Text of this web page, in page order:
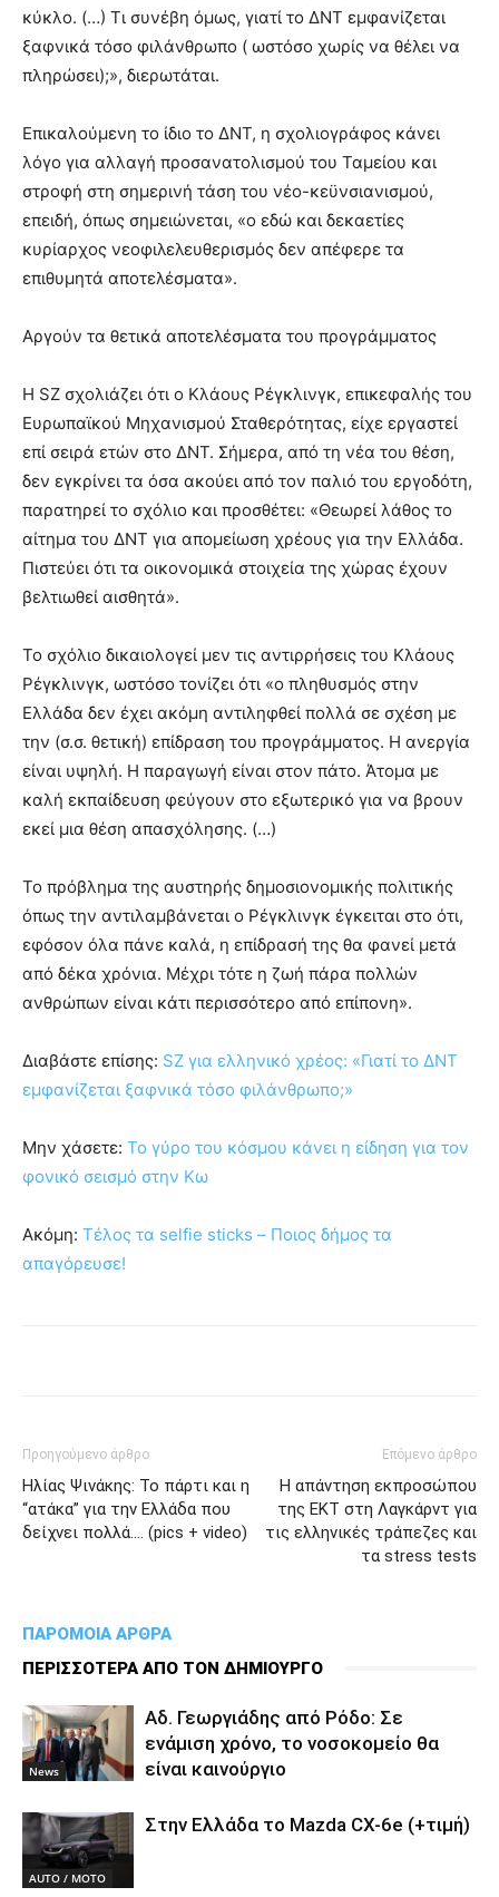
κύκλο. (…) Τι συνέβη όμως, γιατί το ΔΝΤ εμφανίζεται
ξαφνικά τόσο φιλάνθρωπο ( ωστόσο χωρίς να θέλει να
πληρώσει);», διερωτάται.
Επικαλούμενη το ίδιο το ΔΝΤ, η σχολιογράφος κάνει
λόγο για αλλαγή προσανατολισμού του Ταμείου και
στροφή στη σημερινή τάση του νέο-κεϋνσιανισμού,
επειδή, όπως σημειώνεται, «ο εδώ και δεκαετίες
κυρίαρχος νεοφιλελευθερισμός δεν απέφερε τα
επιθυμητά αποτελέσματα».
Αργούν τα θετικά αποτελέσματα του προγράμματος
Η SZ σχολιάζει ότι ο Κλάους Ρέγκλινγκ, επικεφαλής του
Ευρωπαϊκού Μηχανισμού Σταθερότητας, είχε εργαστεί
επί σειρά ετών στο ΔΝΤ. Σήμερα, από τη νέα του θέση,
δεν εγκρίνει τα όσα ακούει από τον παλιό του εργοδότη,
παρατηρεί το σχόλιο και προσθέτει: «Θεωρεί λάθος το
αίτημα του ΔΝΤ για απομείωση χρέους για την Ελλάδα.
Πιστεύει ότι τα οικονομικά στοιχεία της χώρας έχουν
βελτιωθεί αισθητά».
Το σχόλιο δικαιολογεί μεν τις αντιρρήσεις του Κλάους
Ρέγκλινγκ, ωστόσο τονίζει ότι «ο πληθυσμός στην
Ελλάδα δεν έχει ακόμη αντιληφθεί πολλά σε σχέση με
την (σ.σ. θετική) επίδραση του προγράμματος. Η ανεργία
είναι υψηλή. Η παραγωγή είναι στον πάτο. Άτομα με
καλή εκπαίδευση φεύγουν στο εξωτερικό για να βρουν
εκεί μια θέση απασχόλησης. (…)
Το πρόβλημα της αυστηρής δημοσιονομικής πολιτικής
όπως την αντιλαμβάνεται ο Ρέγκλινγκ έγκειται στο ότι,
εφόσον όλα πάνε καλά, η επίδρασή της θα φανεί μετά
από δέκα χρόνια. Μέχρι τότε η ζωή πάρα πολλών
ανθρώπων είναι κάτι περισσότερο από επίπονη».
Διαβάστε επίσης: SZ για ελληνικό χρέος: «Γιατί το ΔΝΤ
εμφανίζεται ξαφνικά τόσο φιλάνθρωπο;»
Μην χάσετε: Το γύρο του κόσμου κάνει η είδηση για τον
φονικό σεισμό στην Κω
Ακόμη: Τέλος τα selfie sticks – Ποιος δήμος τα
απαγόρευσε!
Προηγούμενο άρθρο
Ηλίας Ψινάκης: Το πάρτι και η
“ατάκα” για την Ελλάδα που
δείχνει πολλά…. (pics + video)
Επόμενο άρθρο
Η απάντηση εκπροσώπου
της ΕΚΤ στη Λαγκάρντ για
τις ελληνικές τράπεζες και
τα stress tests
ΠΑΡΟΜΟΙΑ ΑΡΘΡΑ
ΠΕΡΙΣΣΟΤΕΡΑ ΑΠΟ ΤΟΝ ΔΗΜΙΟΥΡΓΟ
News
Αδ. Γεωργιάδης από Ρόδο: Σε
ενάμιση χρόνο, το νοσοκομείο θα
είναι καινούργιο
AUTO / MOTO
Στην Ελλάδα το Mazda CX-6e (+τιμή)